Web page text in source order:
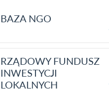
BAZA NGO
RZĄDOWY FUNDUSZ
INWESTYCJI
LOKALNYCH